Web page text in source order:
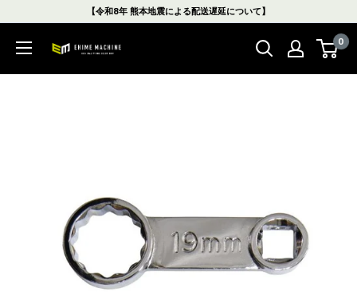
ン
【令和8年 熊本地震による配送遅延について】
エ
0